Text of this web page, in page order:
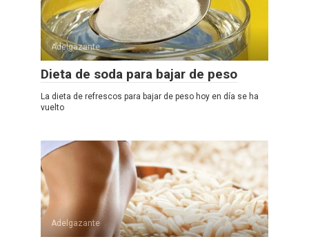
Adelgazante
Dieta de soda para bajar de peso
La dieta de refrescos para bajar de peso hoy en día se ha
vuelto
Adelgazante